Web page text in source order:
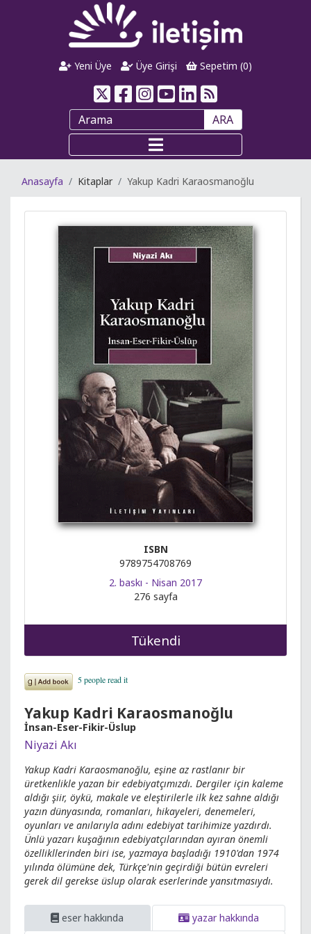
Yeni Üye Üye Girişi Sepetim (0)
ARA
Anasayfa Kitaplar Yakup Kadri Karaosmanoğlu
ISBN
9789754708769
2. baskı - Nisan 2017
276 sayfa
Tükendi
Yakup Kadri Karaosmanoğlu
İnsan-Eser-Fikir-Üslup
Niyazi Akı
Yakup Kadri Karaosmanoğlu, eşine az rastlanır bir
üretkenlikle yazan bir edebiyatçımızdı. Dergiler için kaleme
aldığı şiir, öykü, makale ve eleştirilerle ilk kez sahne aldığı
yazın dünyasında, romanları, hikayeleri, denemeleri,
oyunları ve anılarıyla adını edebiyat tarihimize yazdırdı.
Ünlü yazarı kuşağının edebiyatçılarından ayıran önemli
özellikllerinden biri ise, yazmaya başladığı 1910'dan 1974
yılında ölümüne dek, Türkçe'nin geçirdiği bütün evreleri
gerek dil gerekse üslup olarak eserlerinde yansıtmasıydı.
eser hakkında
yazar hakkında